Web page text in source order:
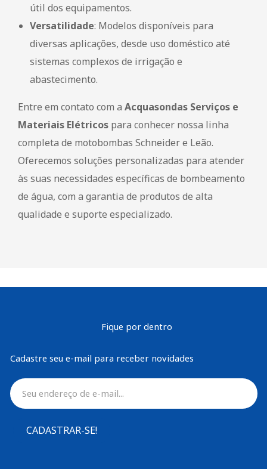
útil dos equipamentos.
Versatilidade: Modelos disponíveis para
diversas aplicações, desde uso doméstico até
sistemas complexos de irrigação e
abastecimento.
Entre em contato com a Acquasondas Serviços e
Materiais Elétricos para conhecer nossa linha
completa de motobombas Schneider e Leão.
Oferecemos soluções personalizadas para atender
às suas necessidades específicas de bombeamento
de água, com a garantia de produtos de alta
qualidade e suporte especializado.
Fique por dentro
Cadastre seu e-mail para receber novidades
CADASTRAR-SE!